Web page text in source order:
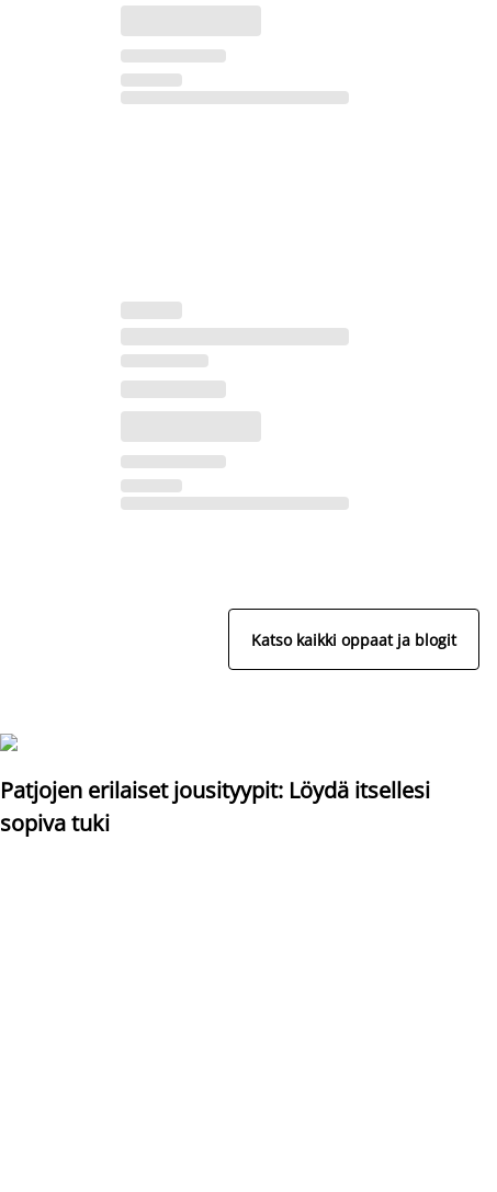
Katso kaikki oppaat ja blogit
Patjojen erilaiset jousityypit: Löydä itsellesi
sopiva tuki